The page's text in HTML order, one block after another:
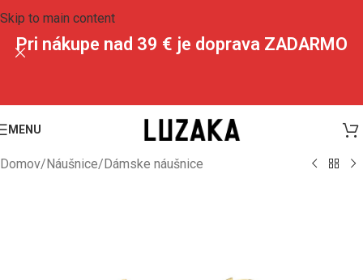
Skip to main content
Pri nákupe nad 39 € je doprava ZADARMO
MENU
Domov/Náušnice/Dámske náušnice